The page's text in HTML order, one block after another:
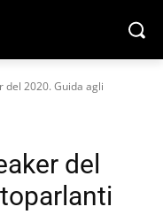
del 2020. Guida agli
del